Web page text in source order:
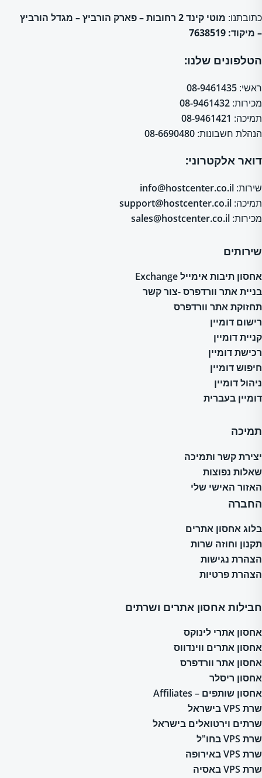
כתובתנו:
מוטי קינד 2 רחובות – פארק הורביץ – מגדל הורביץ
– מיקוד: 7638519
הטלפונים שלנו:
ראשי: 08-9461435
מכירות: 08-9461432
תמיכה: 08-9461421
הנהלת חשבונות: 08-6690480
דואר אלקטרוני:
שירות: info@hostcenter.co.il
תמיכה: support@hostcenter.co.il
מכירות: sales@hostcenter.co.il
שירותים
אחסון תיבות אימייל Exchange
בניית אתר וורדפרס -צור קשר
תחזוקת אתר וורדפרס
רישום דומיין
קניית דומיין
רכישת דומיין
חיפוש דומיין
ניהול דומיין
דומיין בעברית
תמיכה
יצירת קשר ותמיכה
שאלות נפוצות
האזור האישי שלי
החברה
בלוג אחסון אתרים
תקנון וחוזה שרות
הצהרת נגישות
הצהרת פרטיות
חבילות אחסון אתרים ושרתים
אחסון אתרי לינוקס
אחסון אתרים ווינדווס
אחסון אתר וורדפרס
אחסון ריסלר
אחסון שותפים – Affiliates
שרת VPS בישראל
שרתים וירטואלים בישראל
שרת VPS בחו"ל
שרת VPS באירופה
שרת VPS באסיה